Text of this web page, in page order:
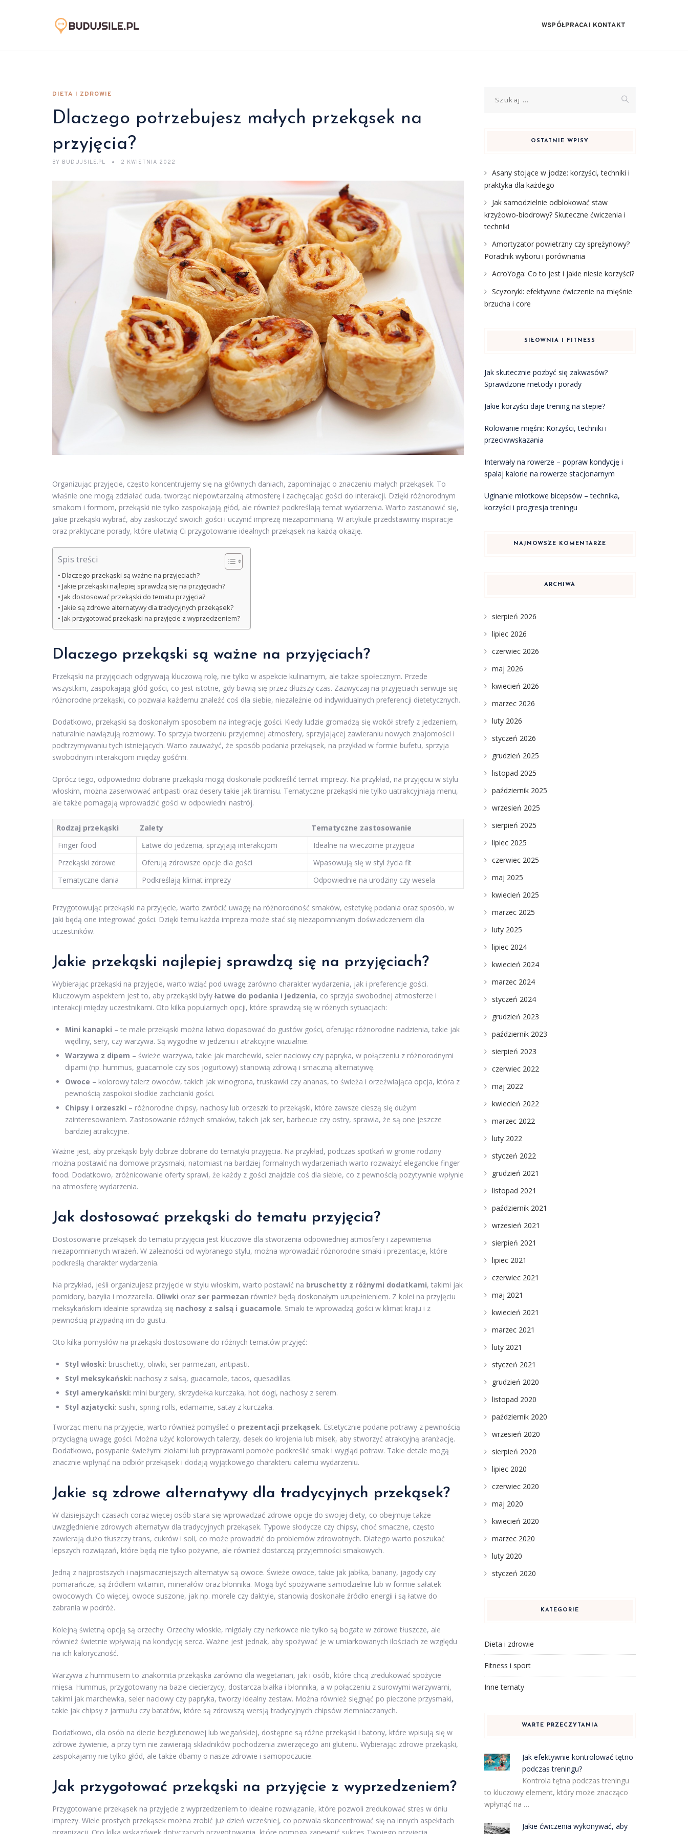
WSPÓŁPRACA I KONTAKT
DIETA I ZDROWIE
Dlaczego potrzebujesz małych przekąsek na
przyjęcia?
BY BUDUJSILE.PL 2 KWIETNIA 2022
Organizując przyjęcie, często koncentrujemy się na głównych daniach, zapominając o znaczeniu małych przekąsek. To
właśnie one mogą zdziałać cuda, tworząc niepowtarzalną atmosferę i zachęcając gości do interakcji. Dzięki różnorodnym
smakom i formom, przekąski nie tylko zaspokajają głód, ale również podkreślają temat wydarzenia. Warto zastanowić się,
jakie przekąski wybrać, aby zaskoczyć swoich gości i uczynić imprezę niezapomnianą. W artykule przedstawimy inspiracje
oraz praktyczne porady, które ułatwią Ci przygotowanie idealnych przekąsek na każdą okazję.
Spis treści
Dlaczego przekąski są ważne na przyjęciach?
Jakie przekąski najlepiej sprawdzą się na przyjęciach?
Jak dostosować przekąski do tematu przyjęcia?
Jakie są zdrowe alternatywy dla tradycyjnych przekąsek?
Jak przygotować przekąski na przyjęcie z wyprzedzeniem?
Dlaczego przekąski są ważne na przyjęciach?
Przekąski na przyjęciach odgrywają kluczową rolę, nie tylko w aspekcie kulinarnym, ale także społecznym. Przede
wszystkim, zaspokajają głód gości, co jest istotne, gdy bawią się przez dłuższy czas. Zazwyczaj na przyjęciach serwuje się
różnorodne przekąski, co pozwala każdemu znaleźć coś dla siebie, niezależnie od indywidualnych preferencji dietetycznych.
Dodatkowo, przekąski są doskonałym sposobem na integrację gości. Kiedy ludzie gromadzą się wokół strefy z jedzeniem,
naturalnie nawiązują rozmowy. To sprzyja tworzeniu przyjemnej atmosfery, sprzyjającej zawieraniu nowych znajomości i
podtrzymywaniu tych istniejących. Warto zauważyć, że sposób podania przekąsek, na przykład w formie bufetu, sprzyja
swobodnym interakcjom między gośćmi.
Oprócz tego, odpowiednio dobrane przekąski mogą doskonale podkreślić temat imprezy. Na przykład, na przyjęciu w stylu
włoskim, można zaserwować antipasti oraz desery takie jak tiramisu. Tematyczne przekąski nie tylko uatrakcyjniają menu,
ale także pomagają wprowadzić gości w odpowiedni nastrój.
Rodzaj przekąski Zalety
Tematyczne zastosowanie
Finger food
Łatwe do jedzenia, sprzyjają interakcjom
Idealne na wieczorne przyjęcia
Przekąski zdrowe
Oferują zdrowsze opcje dla gości
Wpasowują się w styl życia fit
Tematyczne dania
Podkreślają klimat imprezy Odpowiednie na urodziny czy wesela
Przygotowując przekąski na przyjęcie, warto zwrócić uwagę na różnorodność smaków, estetykę podania oraz sposób, w
jaki będą one integrować gości. Dzięki temu każda impreza może stać się niezapomnianym doświadczeniem dla
uczestników.
Jakie przekąski najlepiej sprawdzą się na przyjęciach?
Wybierając przekąski na przyjęcie, warto wziąć pod uwagę zarówno charakter wydarzenia, jak i preferencje gości.
Kluczowym aspektem jest to, aby przekąski były łatwe do podania i jedzenia, co sprzyja swobodnej atmosferze i
interakcji między uczestnikami. Oto kilka popularnych opcji, które sprawdzą się w różnych sytuacjach:
Mini kanapki – te małe przekąski można łatwo dopasować do gustów gości, oferując różnorodne nadzienia, takie jak
wędliny, sery, czy warzywa. Są wygodne w jedzeniu i atrakcyjne wizualnie.
Warzywa z dipem – świeże warzywa, takie jak marchewki, seler naciowy czy papryka, w połączeniu z różnorodnymi
dipami (np. hummus, guacamole czy sos jogurtowy) stanowią zdrową i smaczną alternatywę.
Owoce – kolorowy talerz owoców, takich jak winogrona, truskawki czy ananas, to świeża i orzeźwiająca opcja, która z
pewnością zaspokoi słodkie zachcianki gości.
Chipsy i orzeszki – różnorodne chipsy, nachosy lub orzeszki to przekąski, które zawsze cieszą się dużym
zainteresowaniem. Zastosowanie różnych smaków, takich jak ser, barbecue czy ostry, sprawia, że są one jeszcze
bardziej atrakcyjne.
Ważne jest, aby przekąski były dobrze dobrane do tematyki przyjęcia. Na przykład, podczas spotkań w gronie rodziny
można postawić na domowe przysmaki, natomiast na bardziej formalnych wydarzeniach warto rozważyć eleganckie finger
food. Dodatkowo, zróżnicowanie oferty sprawi, że każdy z gości znajdzie coś dla siebie, co z pewnością pozytywnie wpłynie
na atmosferę wydarzenia.
Jak dostosować przekąski do tematu przyjęcia?
Dostosowanie przekąsek do tematu przyjęcia jest kluczowe dla stworzenia odpowiedniej atmosfery i zapewnienia
niezapomnianych wrażeń. W zależności od wybranego stylu, można wprowadzić różnorodne smaki i prezentacje, które
podkreślą charakter wydarzenia.
Na przykład, jeśli organizujesz przyjęcie w stylu włoskim, warto postawić na bruschetty z różnymi dodatkami, takimi jak
pomidory, bazylia i mozzarella. Oliwki oraz ser parmezan również będą doskonałym uzupełnieniem. Z kolei na przyjęciu
meksykańskim idealnie sprawdzą się nachosy z salsą i guacamole. Smaki te wprowadzą gości w klimat kraju i z
pewnością przypadną im do gustu.
Oto kilka pomysłów na przekąski dostosowane do różnych tematów przyjęć:
Styl włoski: bruschetty, oliwki, ser parmezan, antipasti.
Styl meksykański: nachosy z salsą, guacamole, tacos, quesadillas.
Styl amerykański: mini burgery, skrzydełka kurczaka, hot dogi, nachosy z serem.
Styl azjatycki: sushi, spring rolls, edamame, satay z kurczaka.
Tworząc menu na przyjęcie, warto również pomyśleć o prezentacji przekąsek. Estetycznie podane potrawy z pewnością
przyciągną uwagę gości. Można użyć kolorowych talerzy, desek do krojenia lub misek, aby stworzyć atrakcyjną aranżację.
Dodatkowo, posypanie świeżymi ziołami lub przyprawami pomoże podkreślić smak i wygląd potraw. Takie detale mogą
znacznie wpłynąć na odbiór przekąsek i dodają wyjątkowego charakteru całemu wydarzeniu.
Jakie są zdrowe alternatywy dla tradycyjnych przekąsek?
W dzisiejszych czasach coraz więcej osób stara się wprowadzać zdrowe opcje do swojej diety, co obejmuje także
uwzględnienie zdrowych alternatyw dla tradycyjnych przekąsek. Typowe słodycze czy chipsy, choć smaczne, często
zawierają dużo tłuszczy trans, cukrów i soli, co może prowadzić do problemów zdrowotnych. Dlatego warto poszukać
lepszych rozwiązań, które będą nie tylko pożywne, ale również dostarczą przyjemności smakowych.
Jedną z najprostszych i najsmaczniejszych alternatyw są owoce. Świeże owoce, takie jak jabłka, banany, jagody czy
pomarańcze, są źródłem witamin, minerałów oraz błonnika. Mogą być spożywane samodzielnie lub w formie sałatek
owocowych. Co więcej, owoce suszone, jak np. morele czy daktyle, stanowią doskonałe źródło energii i są łatwe do
zabrania w podróż.
Kolejną świetną opcją są orzechy. Orzechy włoskie, migdały czy nerkowce nie tylko są bogate w zdrowe tłuszcze, ale
również świetnie wpływają na kondycję serca. Ważne jest jednak, aby spożywać je w umiarkowanych ilościach ze względu
na ich kaloryczność.
Warzywa z hummusem to znakomita przekąska zarówno dla wegetarian, jak i osób, które chcą zredukować spożycie
mięsa. Hummus, przygotowany na bazie ciecierzycy, dostarcza białka i błonnika, a w połączeniu z surowymi warzywami,
takimi jak marchewka, seler naciowy czy papryka, tworzy idealny zestaw. Można również sięgnąć po pieczone przysmaki,
takie jak chipsy z jarmużu czy batatów, które są zdrowszą wersją tradycyjnych chipsów ziemniaczanych.
Dodatkowo, dla osób na diecie bezglutenowej lub wegańskiej, dostępne są różne przekąski i batony, które wpisują się w
zdrowe żywienie, a przy tym nie zawierają składników pochodzenia zwierzęcego ani glutenu. Wybierając zdrowe przekąski,
zaspokajamy nie tylko głód, ale także dbamy o nasze zdrowie i samopoczucie.
Jak przygotować przekąski na przyjęcie z wyprzedzeniem?
Przygotowanie przekąsek na przyjęcie z wyprzedzeniem to idealne rozwiązanie, które pozwoli zredukować stres w dniu
imprezy. Wiele prostych przekąsek można zrobić już dzień wcześniej, co pozwala skoncentrować się na innych aspektach
organizacji. Oto kilka wskazówek dotyczących przygotowania, które pomogą zapewnić sukces Twojego przyjęcia.
OSTATNIE WPISY
Asany stojące w jodze: korzyści, techniki i
praktyka dla każdego
Jak samodzielnie odblokować staw
krzyżowo-biodrowy? Skuteczne ćwiczenia i
techniki
Amortyzator powietrzny czy sprężynowy?
Poradnik wyboru i porównania
AcroYoga: Co to jest i jakie niesie korzyści?
Scyzoryki: efektywne ćwiczenie na mięśnie
brzucha i core
SIŁOWNIA I FITNESS
Jak skutecznie pozbyć się zakwasów?
Sprawdzone metody i porady
Jakie korzyści daje trening na stepie?
Rolowanie mięśni: Korzyści, techniki i
przeciwwskazania
Interwały na rowerze – popraw kondycję i
spalaj kalorie na rowerze stacjonarnym
Uginanie młotkowe bicepsów – technika,
korzyści i progresja treningu
NAJNOWSZE KOMENTARZE
ARCHIWA
sierpień 2026
lipiec 2026
czerwiec 2026
maj 2026
kwiecień 2026
marzec 2026
luty 2026
styczeń 2026
grudzień 2025
listopad 2025
październik 2025
wrzesień 2025
sierpień 2025
lipiec 2025
czerwiec 2025
maj 2025
kwiecień 2025
marzec 2025
luty 2025
lipiec 2024
kwiecień 2024
marzec 2024
styczeń 2024
grudzień 2023
październik 2023
sierpień 2023
czerwiec 2022
maj 2022
kwiecień 2022
marzec 2022
luty 2022
styczeń 2022
grudzień 2021
listopad 2021
październik 2021
wrzesień 2021
sierpień 2021
lipiec 2021
czerwiec 2021
maj 2021
kwiecień 2021
marzec 2021
luty 2021
styczeń 2021
grudzień 2020
listopad 2020
październik 2020
wrzesień 2020
sierpień 2020
lipiec 2020
czerwiec 2020
maj 2020
kwiecień 2020
marzec 2020
luty 2020
styczeń 2020
KATEGORIE
Dieta i zdrowie
Fitness i sport
Inne tematy
WARTE PRZECZYTANIA
Jak efektywnie kontrolować tętno
podczas treningu?
Kontrola tętna podczas treningu
to kluczowy element, który może znacząco
wpłynąć na …
Jakie ćwiczenia wykonywać, aby